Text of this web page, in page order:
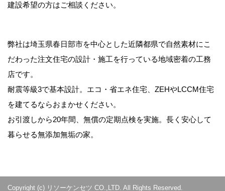
建設希望の方はご相談ください。
弊社は埼玉県春日部市を中心とした近隣都県で自然素材にこ
だわった注文住宅の設計・施工を行っている地域密着の工務
店です。
耐震等級3で基本設計。エコ・省エネ住宅、ZEHやLCCM住宅
を建てるならおまかせください。
お引渡しから20年間、無償の定期点検を実施。長く安心して
暮らせる無添加無垢の家。
Copyright (c) リソーケンセツ CO.,LTD. All Rights Reserved.